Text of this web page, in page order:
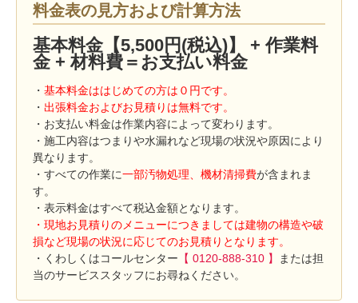
料金表の見方および計算方法
基本料金【5,500円(税込)】 + 作業料
金 + 材料費＝お支払い料金
・ 基本料金ははじめての方は０円です。
・ 出張料金およびお見積りは無料です。
・お支払い料金は作業内容によって変わります。
・施工内容はつまりや水漏れなど現場の状況や原因により
異なります。
・すべての作業に一部汚物処理、機材清掃費が含まれま
す。
・表示料金はすべて税込金額となります。
・現地お見積りのメニューにつきましては建物の構造や破
損など現場の状況に応じてのお見積りとなります。
・くわしくはコールセンター 【 0120-888-310 】
または担
当のサービススタッフにお尋ねください。